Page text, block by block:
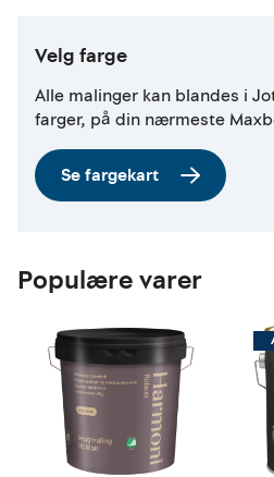
Velg farge
Alle malinger kan blandes i
farger, på din nærmeste
Se fargekart
Populære varer